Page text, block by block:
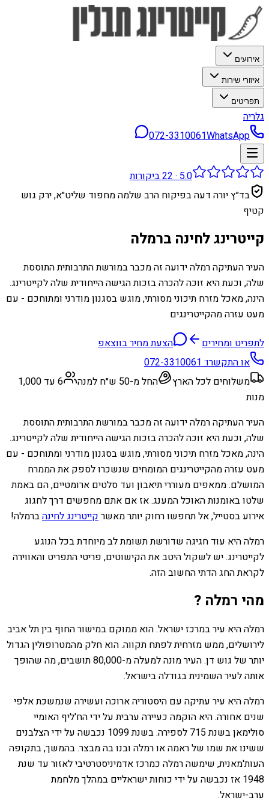
אירועים
איזורי שירות
תפריטים
גלריה
072-3310061WhatsApp
5.0
·
22ביקורות
בד״ץ יורה דעה בפיקוח הרב שלמה מחפוד שליט״א, ירק גוש
קטיף
קייטרינג לחינה ברמלה
העיר העתיקה רמלה ידועה זה מכבר במורשת התרבותית התוססת
שלה, וכעת היא זוכה להכרה בזכות הגישה הייחודית שלה לקייטרינג.
הינה, מאכל מזרח תיכוני מסורתי, מוגש בסגנון מודרני ומתוחכם - עם
מעט עזרה מהקייטרינגים
לתפריט ומחירים
הצעת מחיר בווצאפ
או התקשרו:072-3310061
משלוחים לכל הארץ
החל מ-50 ש״ח למנה
6 עד 1,000
מנות
העיר העתיקה רמלה ידועה זה מכבר במורשת התרבותית התוססת
שלה, וכעת היא זוכה להכרה בזכות הגישה הייחודית שלה לקייטרינג.
הינה, מאכל מזרח תיכוני מסורתי, מוגש בסגנון מודרני ומתוחכם - עם
מעט עזרה מהקייטרינגים המומחים שנשכרו לספק את הממרח
המושלם. ממאפים מעוררי תיאבון ועד סלטים ארומטיים, הם באמת
שלטו באומנות האוכל המענג. אז אם אתם מחפשים דרך לחגוג
אירוע בסטייל, אל תחפשו רחוק יותר מאשרקייטרינג לחינהברמלה!
רמלה היא עוד חגיגה שדורשת תשומת לב מיוחדת בכל הנוגע
לקייטרינג. יש לשקול היטב את הקישוטים, פריטי התפריט והאווירה
לקראת החג הדתי החשוב הזה.
מהי רמלה ?
רמלה היא עיר במרכז ישראל. הוא ממוקם במישור החוף בין תל אביב
לירושלים, ממש מזרחית לפתח תקווה. הוא חלק מהמטרופולין הגדול
יותר של גוש דן. העיר מונה למעלה מ-80,000 תושבים, מה שהופך
אותה לעיר השמינית בגודלה בישראל.
רמלה היא עיר עתיקה עם היסטוריה ארוכה ועשירה שנמשכת אלפי
שנים אחורה. היא הוקמה כעיירה ערבית על ידי הח'ליף האומיי
סולימאן בשנת 715 לספירה. בשנת 1099 נכבשה על ידי הצלבנים
ששינו את שמו של ראמה או רמלה ובנו בה מבצר. בהמשך, בתקופה
העות'מאנית, שימשה רמלה כמרכז אדמיניסטרטיבי לאזור עד שנת
1948 אז נכבשה על ידי כוחות ישראליים במהלך מלחמת
ערב-ישראל.